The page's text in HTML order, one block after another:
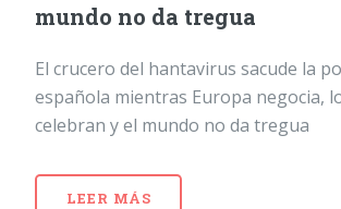
mundo no da tregua
El crucero del hantavirus sacude la
española mientras Europa negocia,
celebran y el mundo no da tregua
LEER MÁS